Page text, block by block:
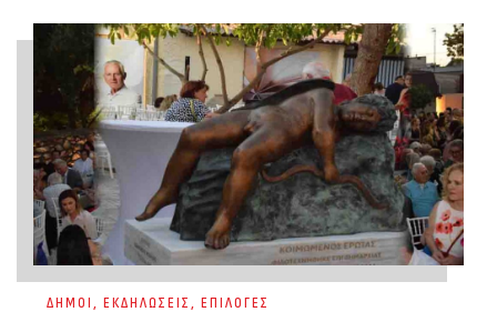
ΔΗΜΟΙ, ΕΚΔΗΛΩΣΕΙΣ, ΕΠΙΛΟΓΕΣ